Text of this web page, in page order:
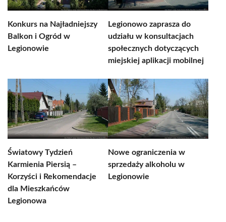
Konkurs na Najładniejszy
Balkon i Ogród w
Legionowie
Legionowo zaprasza do
udziału w konsultacjach
społecznych dotyczących
miejskiej aplikacji mobilnej
Światowy Tydzień
Karmienia Piersią –
Korzyści i Rekomendacje
dla Mieszkańców
Legionowa
Nowe ograniczenia w
sprzedaży alkoholu w
Legionowie